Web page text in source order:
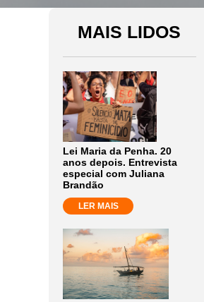
MAIS LIDOS
Lei Maria da Penha. 20
anos depois. Entrevista
especial com Juliana
Brandão
LER MAIS